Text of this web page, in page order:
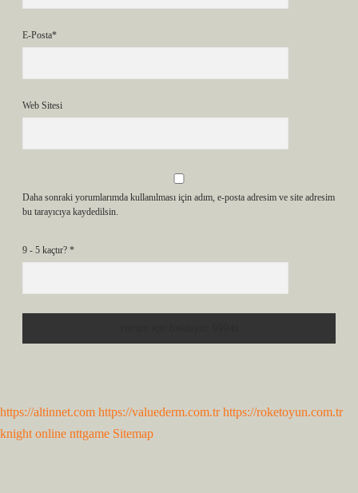
E-Posta*
Web Sitesi
Daha sonraki yorumlarımda kullanılması için adım, e-posta adresim ve site adresim
bu tarayıcıya kaydedilsin.
9 - 5 kaçtır? *
https://altinnet.com https://valuederm.com.tr https://roketoyun.com.tr
knight online nttgame Sitemap